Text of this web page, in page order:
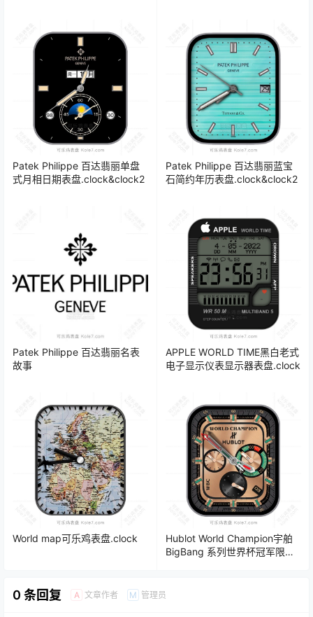
Patek Philippe 百达翡丽单盘
式月相日期表盘.clock&clock2
Patek Philippe 百达翡丽蓝宝
石简约年历表盘.clock&clock2
Patek Philippe 百达翡丽名表
故事
APPLE WORLD TIME黑白老式
电子显示仪表显示器表盘.clock
World map可乐鸡表盘.clock
Hublot World Champion宇舶
BigBang 系列世界杯冠军限量
0 条回复 A 文章作者 M 管理员